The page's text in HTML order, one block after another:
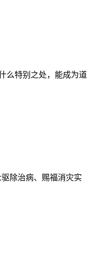
么特别之处，能成为道
除治病、赐福消灾实